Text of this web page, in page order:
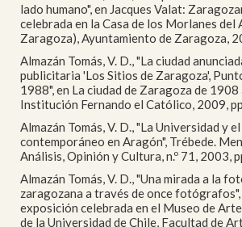
lado humano", en Jacques Valat:
celebrada en la Casa de los Morlanes del
Zaragoza), Ayuntamiento de Zaragoza,
Almazán Tomás, V. D., "La ciudad
publicitaria 'Los Sitios de Zaragoza',
1988", en La ciudad de Zaragoza de
Institución Fernando el Católico, 2009,
Almazán Tomás, V. D., "La Universidad y
contemporáneo en Aragón", Trébede.
Análisis, Opinión y Cultura, n.º 71, 2003,
Almazán Tomás, V. D., "Una mirada a la
zaragozana a través de once
exposición celebrada en el Museo de
de la Universidad de Chile, Facultad de